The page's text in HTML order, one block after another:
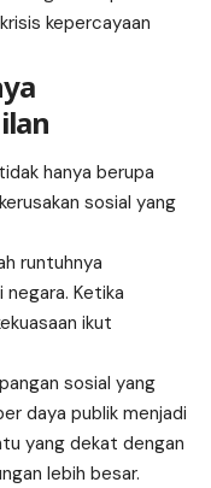
kepercayaan
tidak hanya berupa
sosial yang
runtuhnya
Ketika
ikut
sosial yang
daya publik menjadi
yang dekat dengan
lebih besar.